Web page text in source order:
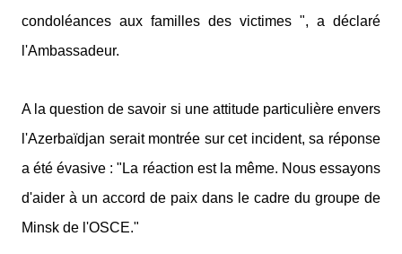
condoléances aux familles des victimes ", a déclaré
l'Ambassadeur.
A la question de savoir si une attitude particulière envers
l'Azerbaïdjan serait montrée sur cet incident, sa réponse
a été évasive : "La réaction est la même. Nous essayons
d'aider à un accord de paix dans le cadre du groupe de
Minsk de l'OSCE."